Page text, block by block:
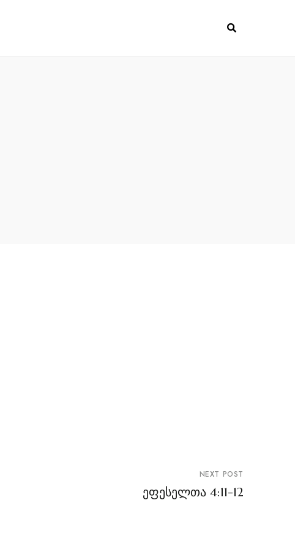
NEXT POST
ეფესელთა 4:11-12